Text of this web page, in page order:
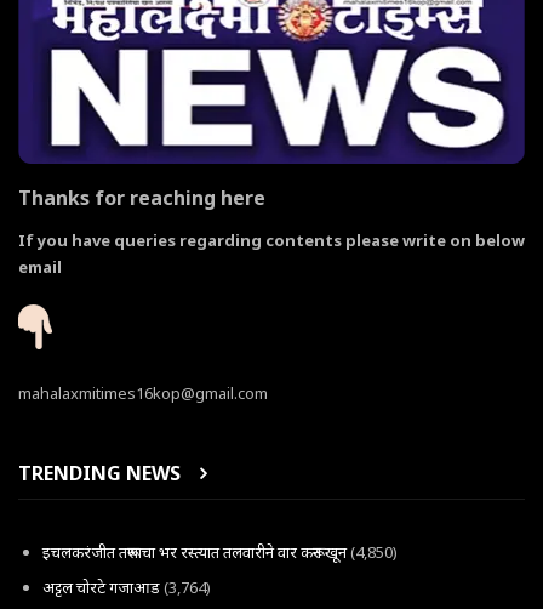
Thanks for reaching here
If you have queries regarding contents please write on below
email
mahalaxmitimes16kop@gmail.com
TRENDING NEWS
इचलकरंजीत तरूणाचा भर रस्त्यात तलवारीने वार करून खून(4,850)
अट्टल चोरटे गजाआड(3,764)